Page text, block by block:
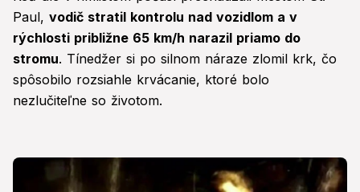
Paul, vodič stratil kontrolu nad vozidlom a v
rýchlosti približne 65 km/h narazil priamo do
stromu. Tínedžer si po silnom náraze zlomil krk, čo
spôsobilo rozsiahle krvácanie, ktoré bolo
nezlučiteľne so životom.